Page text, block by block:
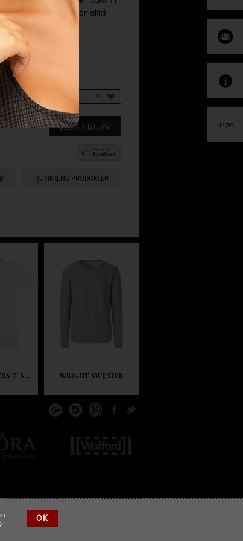
hos os, så er der altid
1
LÆG I KURV
BUTIKKENS PRODUKTER
T-S... WRIGHT SWEATER
NEWS
OK